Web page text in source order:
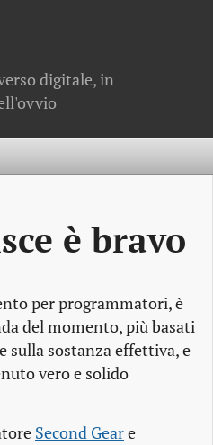
digitale, in
è bravo
per programmatori, è
del momento, più basati
sulla sostanza effettiva, e
vero e solido
Second Geare